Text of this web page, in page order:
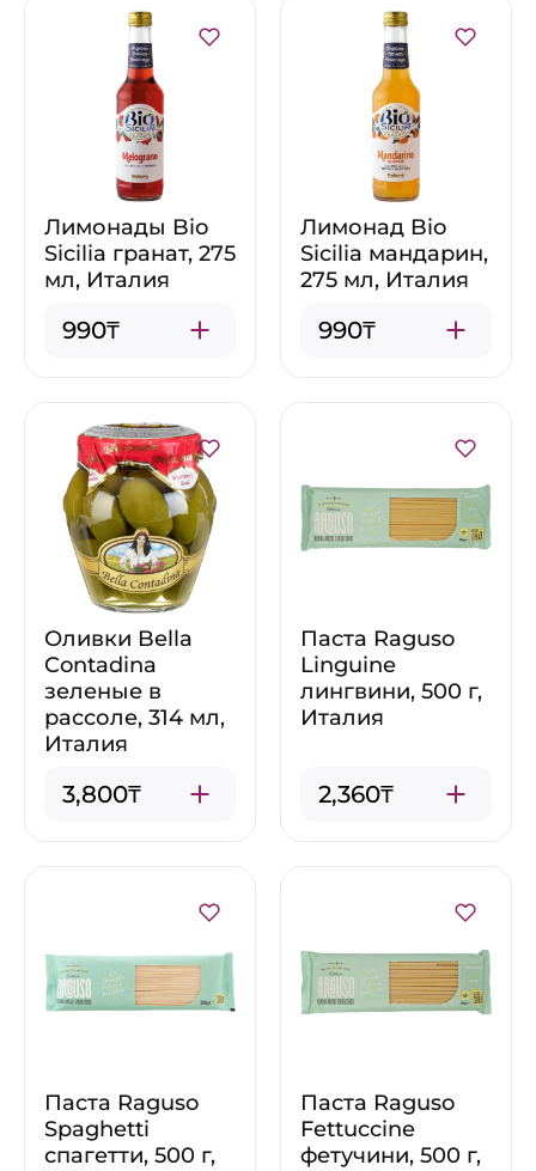
Лимонады Bio
Sicilia гранат, 275
мл, Италия
990₸
Лимонад Bio
Sicilia мандарин,
275 мл, Италия
990₸
Оливки Bella
Contadina
зеленые в
рассоле, 314 мл,
Италия
3,800₸
Паста Raguso
Linguine
лингвини, 500 г,
Италия
2,360₸
Паста Raguso
Spaghetti
спагетти, 500 г,
Паста Raguso
Fettuccine
фетучини, 500 г,